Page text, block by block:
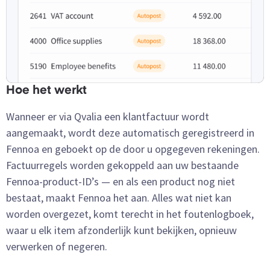
Hoe het werkt
Wanneer er via Qvalia een klantfactuur wordt
aangemaakt, wordt deze automatisch geregistreerd in
Fennoa en geboekt op de door u opgegeven rekeningen.
Factuurregels worden gekoppeld aan uw bestaande
Fennoa-product-ID’s — en als een product nog niet
bestaat, maakt Fennoa het aan. Alles wat niet kan
worden overgezet, komt terecht in het foutenlogboek,
waar u elk item afzonderlijk kunt bekijken, opnieuw
verwerken of negeren.